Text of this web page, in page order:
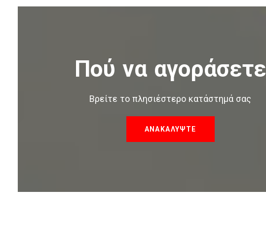
Πού να αγοράσετε
Βρείτε το πλησιέστερο κατάστημά σας
ΑΝΑΚΑΛΥΨΤΕ